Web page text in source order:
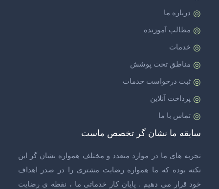
درباره ما
مطالب آموزنده
خدمات
مناطق تحت پوشش
ثبت درخواست خدمات
پرداخت آنلاین
تماس با ما
سابقه ما نشان گر تخصص ماست
تجربه های ما در موارد متعدد و مختلف همواره نشان گر این
نکته بوده که ما همواره رضایت مشتری را در صدر اهداف
خود قرار می دهیم . پایان کار خدماتی ما ، نقطه ی رضایت